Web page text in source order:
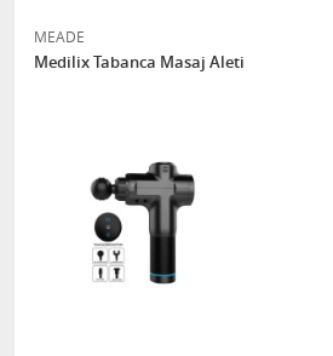
MEADE
Medilix Tabanca Masaj Aleti